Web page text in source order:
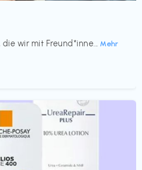
wir mit Freund*inne... Mehr